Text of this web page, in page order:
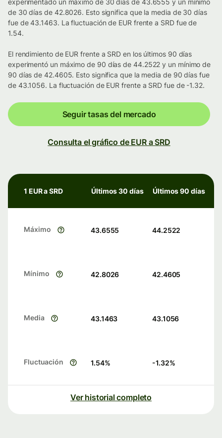
experimentado un máximo de 30 días de 43.6555 y un mínimo
de 30 días de 42.8026. Esto significa que la media de 30 días
fue de 43.1463. La fluctuación de EUR frente a SRD fue de
1.54.
El rendimiento de EUR frente a SRD en los últimos 90 días
experimentó un máximo de 90 días de 44.2522 y un mínimo de
90 días de 42.4605. Esto significa que la media de 90 días fue
de 43.1056. La fluctuación de EUR frente a SRD fue de -1.32.
Seguir tasas del mercado
Consulta el gráfico de EUR a SRD
1 EUR a SRD Últimos 30 días Últimos 90 días
Máximo 43.6555 44.2522
Mínimo 42.8026 42.4605
Media 43.1463 43.1056
Fluctuación 1.54% -1.32%
Ver historial completo